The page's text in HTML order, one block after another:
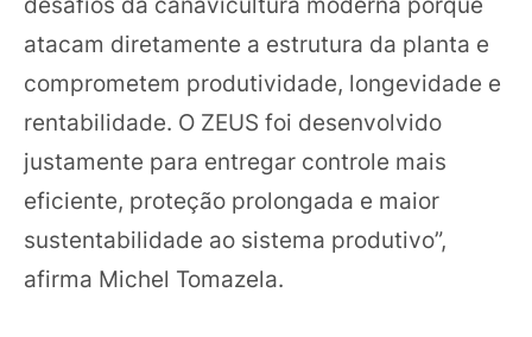
atacam diretamente a estrutura da planta e
comprometem produtividade, longevidade e
rentabilidade. O ZEUS foi desenvolvido
justamente para entregar controle mais
eficiente, proteção prolongada e maior
sustentabilidade ao sistema produtivo”,
afirma Michel Tomazela.